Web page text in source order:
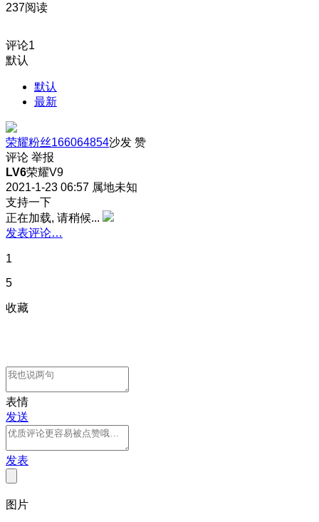
237阅读
评论1
默认
默认
最新
荣耀粉丝166064854沙发 赞
评论 举报
LV6荣耀V9
2021-1-23 06:57 属地未知
支持一下
正在加载, 请稍候...
发表评论…
1
5
收藏
表情
发送
发表
图片